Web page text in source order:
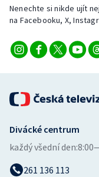
Nenechte si nikde ujít
na Facebooku, X,
Divácké centrum
každý všední den:
261 136 113